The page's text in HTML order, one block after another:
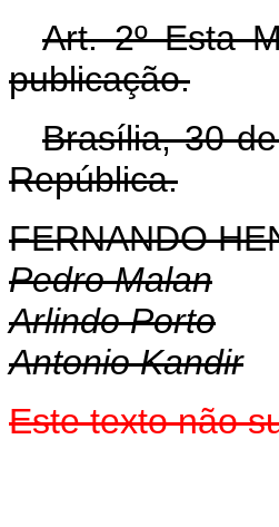
Art. 2º Esta
publicação.
Brasília, 30
República.
FERNANDO
Pedro Malan
Arlindo Porto
Antonio Kandir
Este texto não